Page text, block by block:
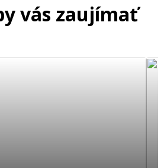
vás zaujímať